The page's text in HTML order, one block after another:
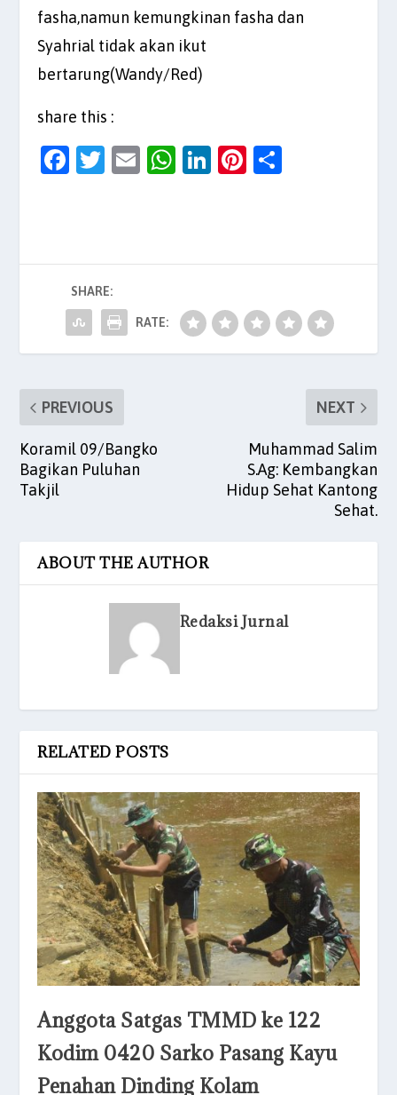
fasha,namun kemungkinan fasha dan
Syahrial tidak akan ikut
bertarung(Wandy/Red)
share this :
F
b
o
o
k
T
E
W
A
p
p
Li
dI
n
Pi
t
SHARE:
RATE:
PREVIOUS
Koramil 09/Bangko
Bagikan Puluhan
Takjil
NEXT
Muhammad Salim
S.Ag: Kembangkan
Hidup Sehat Kantong
Sehat.
ABOUT THE AUTHOR
Redaksi Jurnal
RELATED POSTS
Anggota Satgas TMMD ke 122
Kodim 0420 Sarko Pasang Kayu
Penahan Dinding Kolam